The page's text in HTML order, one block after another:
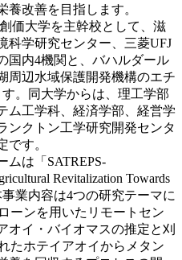
改善を目指します。
価大学を主幹校として、滋
科学研究センター、三菱UFJ
国内4機関と、バハルダール
周辺水域保護開発機構のエチ
。同大学からは、理工学部
ム工学科、経済学部、経営学
ンクトン工学研究開発センタ
です。
は「SATREPS-
Revitalization Towards
業内容は4つの研究テーマに
ーンを用いたリモートセン
オイ・バイオマスの推定と刈
たホテイアオイからメタン